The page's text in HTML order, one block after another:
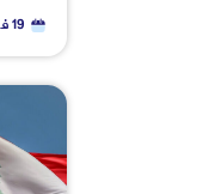
19 فبراير 2023